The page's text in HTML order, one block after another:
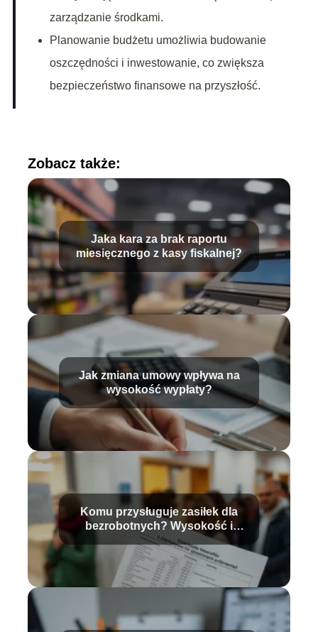
zarządzanie środkami.
Planowanie budżetu umożliwia budowanie
oszczędności i inwestowanie, co zwiększa
bezpieczeństwo finansowe na przyszłość.
Zobacz także:
Jaka kara za brak raportu
miesięcznego z kasy fiskalnej?
Jak zmiana umowy wpływa na
wysokość wypłaty?
Komu przysługuje zasiłek dla
bezrobotnych? Wysokość i
warunki